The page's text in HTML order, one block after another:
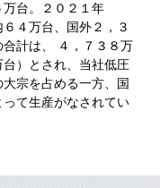
台。２０２１年
４万台、国外２，３
計は、 ４，７３８万
）とされ、当社低圧
宗を占める一方、国
て生産がなされてい